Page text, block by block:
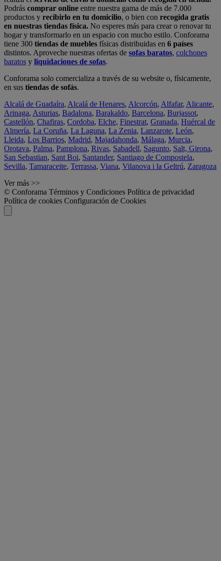
Podrás comprar online entre nuestra gama de más de 7.000
productos y recibirlo en tu domicilio, o bien con recogida gratis
en nuestras tiendas física. No esperes más para crear o renovar tu
hogar y transformarlo en un espacio con mucho estilo. Conforama
tiene 300 tiendas de muebles físicas distribuidas en 6 países
distintos. Aproveche nuestras ofertas de sofas baratos, colchones
baratos y liquidaciones de sofas.
Conforama solo comercializa a través de su website o, físicamente,
en sus tiendas de sofás.
Alcalá de Guadaíra, Alcalá de Henares, Alcorcón, Alfafar, Alicante,
Arinaga, Asturias, Badalona, Barakaldo, Barcelona, Burjassot,
Castellón, Chafiras, Cordoba, Elche, Finestrat, Granada, Huércal de
Almería, La Coruña, La Laguna, La Zenia, Lanzarote, León,
Lleida, Los Barrios, Madrid, Majadahonda, Málaga, Murcia,
Orotava, Palma, Pamplona, Rivas, Sabadell, Sagunto, Salt, Girona,
San Sebastian, Sant Boi, Santander, Santiago de Compostela,
Sevilla, Tamaraceite, Terrassa, Viana, Vilanova i la Geltrú, Zaragoza
Ver más >>
© Conforama Términos y Condiciones Política de privacidad
Política de cookies Configuración de Cookies